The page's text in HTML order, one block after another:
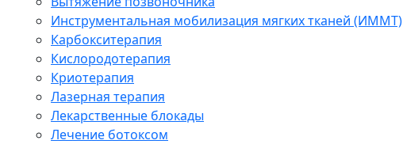
Инструментальная мобилизация мягких тканей (ИММТ)
Карбокситерапия
Кислородотерапия
Криотерапия
Лазерная терапия
Лекарственные блокады
Лечение ботоксом